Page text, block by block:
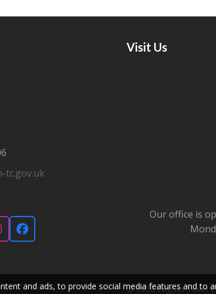
tc.gov.uk
Facebook
Visit Us
Our office is
© 2026 Wigton Town
and ads, to provide social media features and to